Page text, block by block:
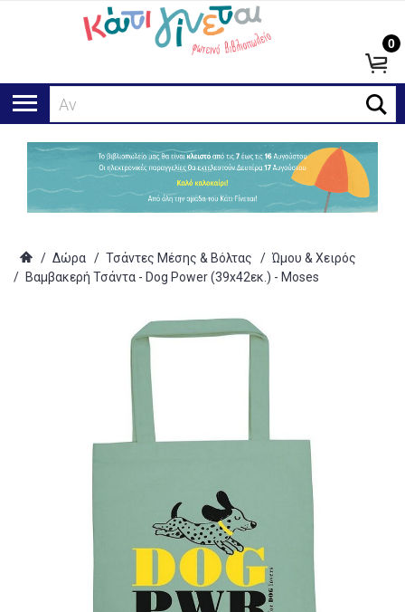
Αναζή
0
/ Δώρα / Τσάντες Μέσης & Βόλτας / Ώμου & Χειρός
/ Βαμβακερή Τσάντα - Dog Power (39x42εκ.) - Moses